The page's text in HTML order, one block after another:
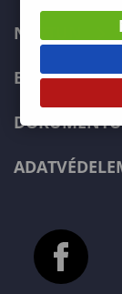
NEPTUN
E-LEARNING